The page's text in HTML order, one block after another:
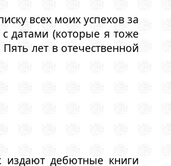
всех моих успехов за
датами (которые я тоже
лет в отечественной
дебютные книги